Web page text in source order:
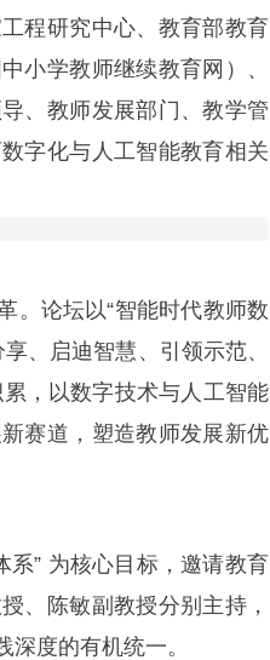
程研究中心、教育部教育
小学教师继续教育网）、
、教师发展部门、教学管
字化与人工智能教育相关
论坛以“智能时代教师数
、启迪智慧、引领示范、
，以数字技术与人工智能
赛道，塑造教师发展新优
” 为核心目标，邀请教育
、陈敏副教授分别主持，
度的有机统一。